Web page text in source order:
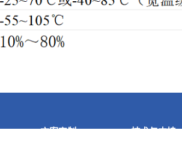
方案定制 技术与支持